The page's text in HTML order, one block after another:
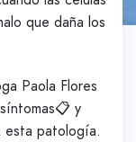
que daña los
Paola Flores
y
esta patología.